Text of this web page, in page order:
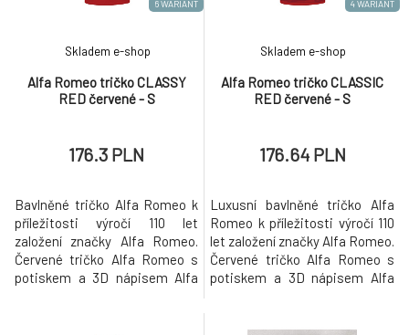
6 WARIANT
Alfa Romeo tričko CLASSY
RED červené - S
Skladem e-shop
176.3 PLN
Bavlněné tričko Alfa Romeo k
příležitosti výročí 110 let
založení značky Alfa Romeo.
Červené tričko Alfa Romeo s
potiskem a 3D nápisem Alfa
4 WARIANT
Alfa Romeo tričko CLASSIC
RED červené - S
Skladem e-shop
176.64 PLN
Luxusní bavlněné tričko Alfa
Romeo k příležitosti výročí 110
let založení značky Alfa Romeo.
Červené tričko Alfa Romeo s
potiskem a 3D nápisem Alfa